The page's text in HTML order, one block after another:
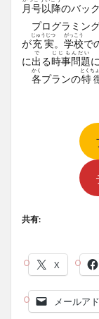
月号以降のバッ
プログラミング
が充実
じゅうじつ
。 学校
がっこう
で
に出
で
る時事問題
じじもんだい
各
かく
プランの特
とくち
共有:
X
メールア